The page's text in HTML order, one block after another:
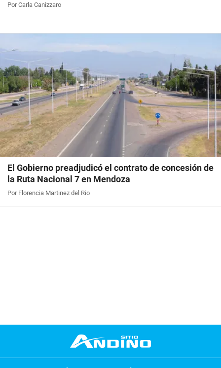
Por Carla Canizzaro
El Gobierno preadjudicó el contrato de concesión de
la Ruta Nacional 7 en Mendoza
Por Florencia Martinez del Rio